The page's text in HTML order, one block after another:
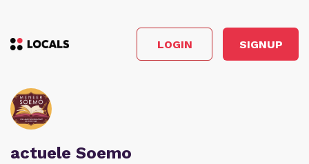
LOGIN SIGNUP
actuele Soemo